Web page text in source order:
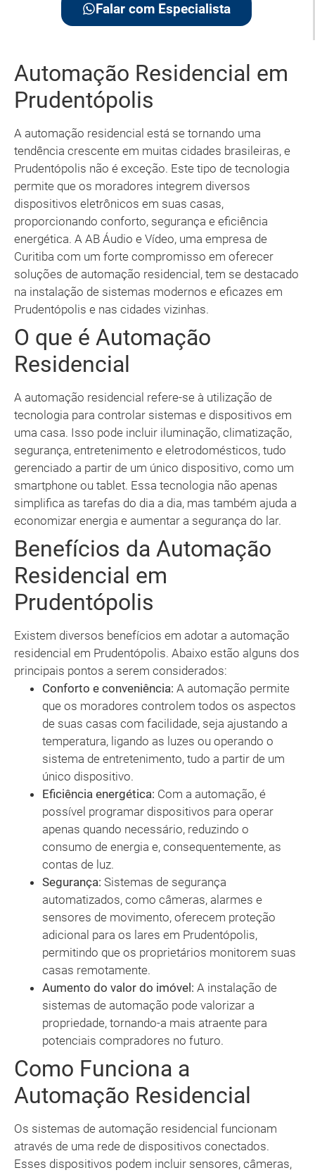
Falar com Especialista
Automação Residencial em
Prudentópolis
A automação residencial está se tornando uma
tendência crescente em muitas cidades brasileiras, e
Prudentópolis não é exceção. Este tipo de tecnologia
permite que os moradores integrem diversos
dispositivos eletrônicos em suas casas,
proporcionando conforto, segurança e eficiência
energética. A AB Áudio e Vídeo, uma empresa de
Curitiba com um forte compromisso em oferecer
soluções de automação residencial, tem se destacado
na instalação de sistemas modernos e eficazes em
Prudentópolis e nas cidades vizinhas.
O que é Automação
Residencial
A automação residencial refere-se à utilização de
tecnologia para controlar sistemas e dispositivos em
uma casa. Isso pode incluir iluminação, climatização,
segurança, entretenimento e eletrodomésticos, tudo
gerenciado a partir de um único dispositivo, como um
smartphone ou tablet. Essa tecnologia não apenas
simplifica as tarefas do dia a dia, mas também ajuda a
economizar energia e aumentar a segurança do lar.
Benefícios da Automação
Residencial em
Prudentópolis
Existem diversos benefícios em adotar a automação
residencial em Prudentópolis. Abaixo estão alguns dos
principais pontos a serem considerados:
Conforto e conveniência: A automação permite
que os moradores controlem todos os aspectos
de suas casas com facilidade, seja ajustando a
temperatura, ligando as luzes ou operando o
sistema de entretenimento, tudo a partir de um
único dispositivo.
Eficiência energética: Com a automação, é
possível programar dispositivos para operar
apenas quando necessário, reduzindo o
consumo de energia e, consequentemente, as
contas de luz.
Segurança: Sistemas de segurança
automatizados, como câmeras, alarmes e
sensores de movimento, oferecem proteção
adicional para os lares em Prudentópolis,
permitindo que os proprietários monitorem suas
casas remotamente.
Aumento do valor do imóvel: A instalação de
sistemas de automação pode valorizar a
propriedade, tornando-a mais atraente para
potenciais compradores no futuro.
Como Funciona a
Automação Residencial
Os sistemas de automação residencial funcionam
através de uma rede de dispositivos conectados.
Esses dispositivos podem incluir sensores, câmeras,